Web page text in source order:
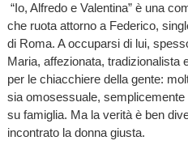
“Io, Alfredo e Valentina” è una
che ruota attorno a Federico,
di Roma. A occuparsi di lui,
Maria, affezionata, tradizionalista
per le chiacchiere della gente:
sia omosessuale,
su famiglia. Ma la verità è ben
incontrato la donna giusta.